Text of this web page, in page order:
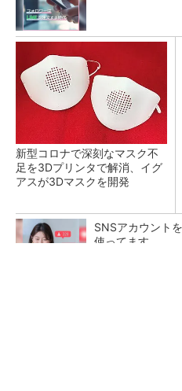
新型コロナで深刻なマスク不
足を3Dプリンタで解消、イグ
アスが3Dマスクを開発
SNSアカウント
使ってます。